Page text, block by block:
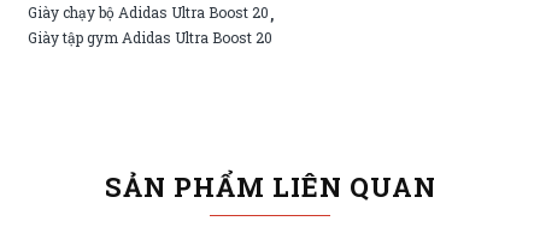
Giày chạy bộ Adidas Ultra Boost 20,
Giày tập gym Adidas Ultra Boost 20
SẢN PHẨM LIÊN QUAN